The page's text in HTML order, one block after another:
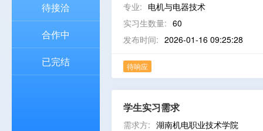
待接洽
合作中
已完结
专业: 电机与电器技术
实习生数量: 60
发布时间: 2026-01-16 09:25:28
待响应
学生实习需求
需求方: 湖南机电职业技术学院